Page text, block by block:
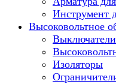
Инструмент
Высоковольтное
Выключатели
Изоляторы